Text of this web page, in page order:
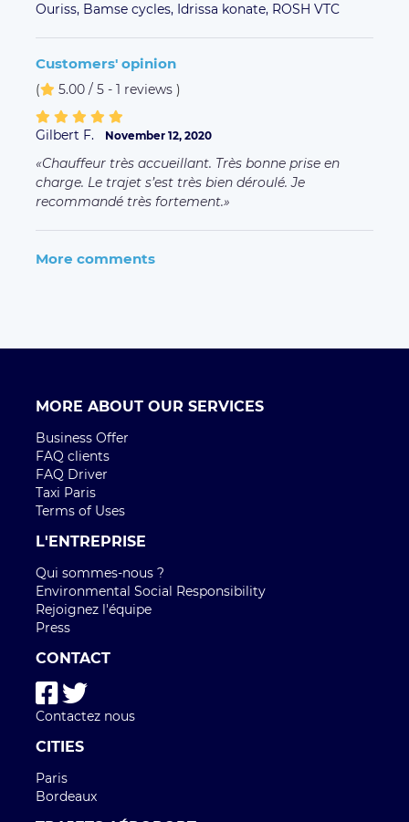
Ouriss, Bamse cycles, Idrissa konate, ROSH VTC
Customers' opinion
( 5.00 / 5 - 1 reviews )
Gilbert F. November 12, 2020
Chauffeur très accueillant. Très bonne prise en
charge. Le trajet s’est très bien déroulé. Je
recommandé très fortement.
More comments
MORE ABOUT OUR SERVICES
Business Offer
FAQ clients
FAQ Driver
Taxi Paris
Terms of Uses
L'ENTREPRISE
Qui sommes-nous ?
Environmental Social Responsibility
Rejoignez l'équipe
Press
CONTACT
Contactez nous
CITIES
Paris
Bordeaux